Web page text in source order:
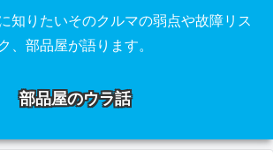
知りたいそのクルマの弱点や故障リス
ク、部品屋が語ります。
部品屋のウラ話